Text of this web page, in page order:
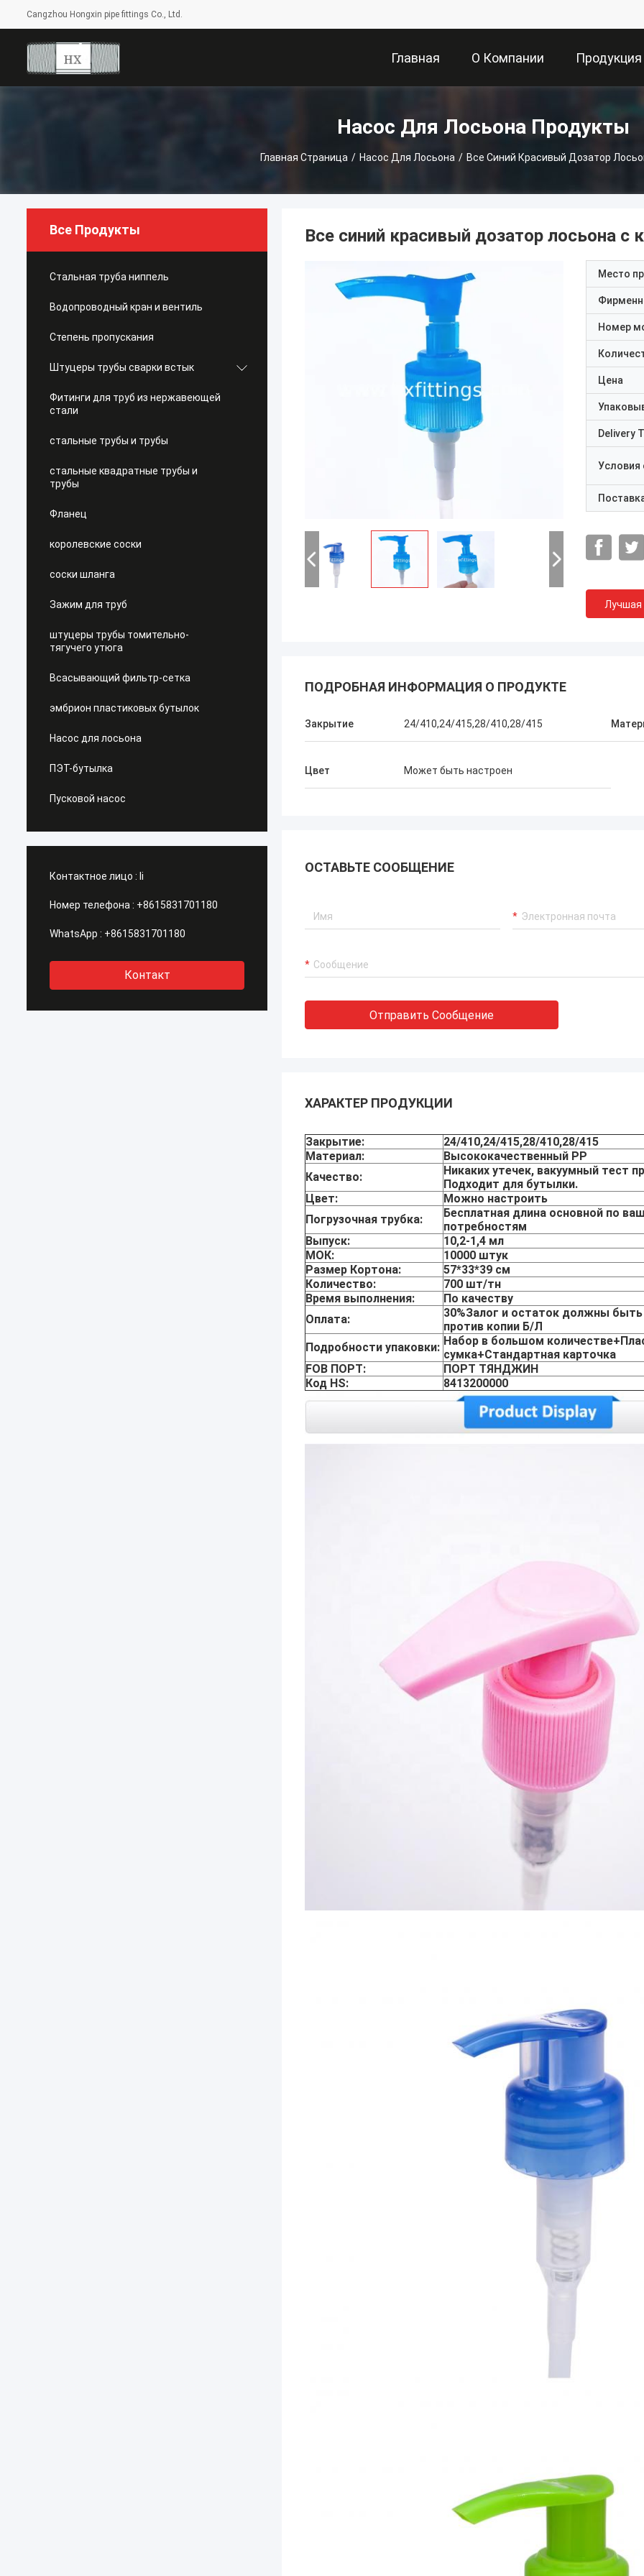
Cangzhou Hongxin pipe fittings Co., Ltd.
Главная
Страница
О Компании Продукция
Насос Для Лосьона Продукты
Главная Страница / Насос Для Лосьона / Все Синий Красивый Дозатор
Все Продукты
Стальная труба ниппель
Водопроводный кран и вентиль
Степень пропускания
Штуцеры трубы сварки встык
Фитинги для труб из нержавеющей
стали
стальные трубы и трубы
стальные квадратные трубы и
трубы
Фланец
королевские соски
соски шланга
Зажим для труб
штуцеры трубы томительно-
тягучего утюга
Всасывающий фильтр-сетка
эмбрион пластиковых бутылок
Насос для лосьона
ПЭТ-бутылка
Пусковой насос
Контактное лицо : li
Номер телефона : +8615831701180
WhatsApp : +8615831701180
Контакт
Все синий красивый дозатор лосьона с
Место
Номер
Цена
Delivery
Условия
Лучшая
ПОДРОБНАЯ ИНФОРМАЦИЯ О ПРОДУКТЕ
Закрытие 24/410,24/415,28/410,28/415
Цвет Может быть настроен
ОСТАВЬТЕ СООБЩЕНИЕ
Отправить Сообщение
ХАРАКТЕР ПРОДУКЦИИ
Закрытие:
24/410,24/415,28/410,28/415
Материал:
Высококачественный PP
Качество:
Никаких утечек, вакуумный тест
Подходит для бутылки.
Цвет:
Можно настроить
Погрузочная трубка:
Бесплатная длина основной по
потребностям
Выпуск:
10,2-1,4 мл
МОК:
10000 штук
Размер Кортона:
57*33*39 см
Количество:
700 шт/тн
Время выполнения:
По качеству
Оплата:
30%Залог и остаток должны
против копии Б/Л
Подробности упаковки: Набор в большом
сумка+Стандартная карточка
FOB ПОРТ:
ПОРТ ТЯНДЖИН
Код HS:
8413200000